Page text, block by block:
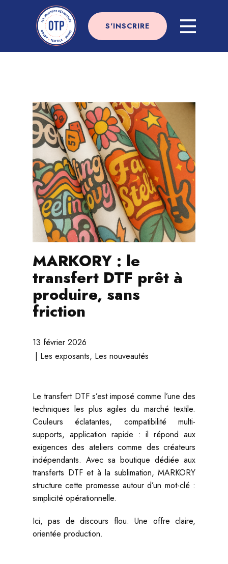
S'INSCRIRE
MARKORY : le
transfert DTF prêt à
produire, sans
friction
13 février 2026
Les exposants, Les nouveautés
Le transfert DTF s’est imposé comme l’une des
techniques les plus agiles du marché textile.
Couleurs éclatantes, compatibilité multi-
supports, application rapide : il répond aux
exigences des ateliers comme des créateurs
indépendants. Avec sa boutique dédiée aux
transferts DTF et à la sublimation, MARKORY
structure cette promesse autour d’un mot-clé :
simplicité opérationnelle.
Ici, pas de discours flou. Une offre claire,
orientée production.